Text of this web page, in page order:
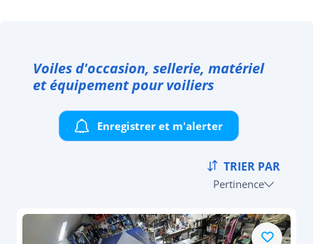
Voiles d'occasion, sellerie, matériel
et équipement pour voiliers
Enregistrer et m'alerter
TRIER PAR
Pertinence